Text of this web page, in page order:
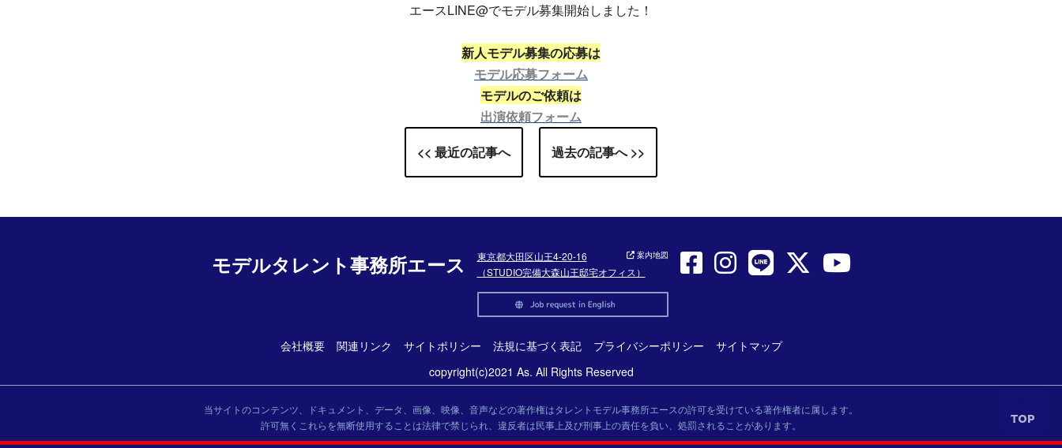
エースLINE@でモデル募集開始しました！
新人モデル募集の応募は
モデル応募フォーム
モデルのご依頼は
出演依頼フォーム
<< 最近の記事へ
過去の記事へ >>
モデルタレント事務所エース
東京都大田区山王4-20-16
（STUDIO完備大森山王邸宅オフィス）
案内地図
会社概要 関連リンク サイトポリシー 法規に基づく表記 プライバシーポリシー
サイトマップ
copyright(c)2021 As. All Rights Reserved
当サイトのコンテンツ、ドキュメント、データ、画像、映像、音声などの著作権はタレントモデル事務所エースの許可を受けている著作権者に属します。
許可無くこれらを無断使用することは法律で禁じられ、違反者は民事上及び刑事上の責任を負い、処罰されることがあります。